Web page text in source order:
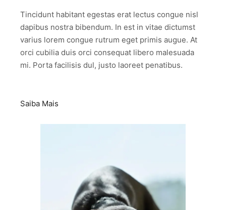
Tincidunt habitant egestas erat lectus congue nisl
dapibus nostra bibendum. In est in vitae dictumst
varius lorem congue rutrum eget primis augue. At
orci cubilia duis orci consequat libero malesuada
mi. Porta facilisis dul, justo laoreet penatibus.
Saiba Mais